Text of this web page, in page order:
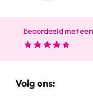
Beoordeeld met een
Volg ons: